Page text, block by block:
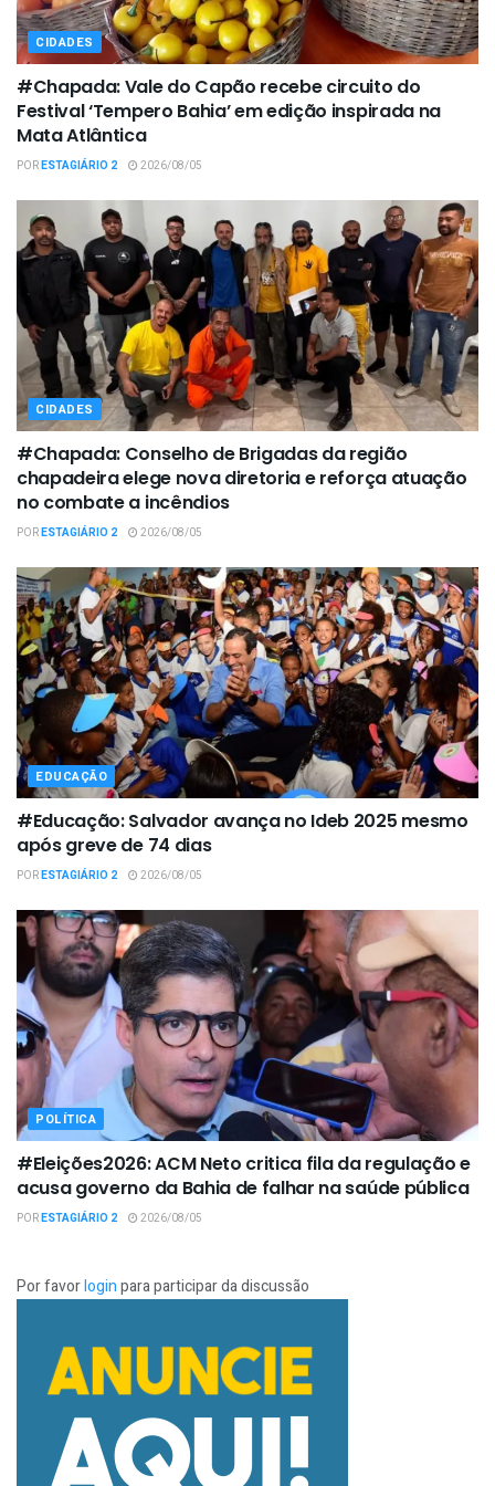
CIDADES
#Chapada: Vale do Capão recebe circuito do
Festival ‘Tempero Bahia’ em edição inspirada na
Mata Atlântica
PORESTAGIÁRIO 2 2026/08/05
CIDADES
#Chapada: Conselho de Brigadas da região
chapadeira elege nova diretoria e reforça atuação
no combate a incêndios
PORESTAGIÁRIO 2 2026/08/05
EDUCAÇÃO
#Educação: Salvador avança no Ideb 2025 mesmo
após greve de 74 dias
PORESTAGIÁRIO 2 2026/08/05
POLÍTICA
#Eleições2026: ACM Neto critica fila da regulação e
acusa governo da Bahia de falhar na saúde pública
PORESTAGIÁRIO 2 2026/08/05
Por favorloginpara participar da discussão